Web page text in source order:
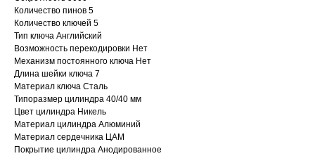
Количество пинов 5
Количество ключей 5
Тип ключа Английский
Возможность перекодировки Нет
Механизм постоянного ключа Нет
Длина шейки ключа 7
Материал ключа Сталь
Типоразмер цилиндра 40/40 мм
Цвет цилиндра Никель
Материал цилиндра Алюминий
Материал сердечника ЦАМ
Покрытие цилиндра Анодированное